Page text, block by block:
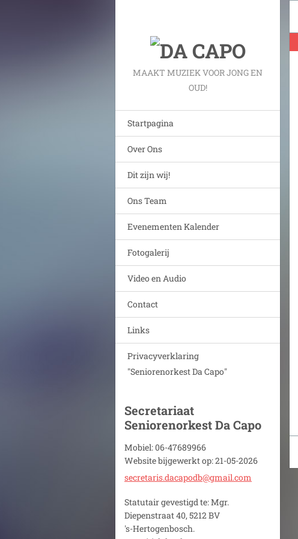
MAAKT MUZIEK VOOR JONG EN
OUD!
Startpagina
Over Ons
Dit zijn wij!
Ons Team
Evenementen Kalender
Fotogalerij
Video en Audio
Contact
Links
Privacyverklaring
"Seniorenorkest Da Capo"
Secretariaat
Seniorenorkest Da Capo
Mobiel: 06-47689966
Website bijgewerkt op: 21-05-2026
secretaris.dacapodb@gmail.com
Statutair gevestigd te: Mgr.
Diepenstraat 40, 5212 BV
's-Hertogenbosch.